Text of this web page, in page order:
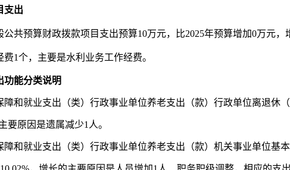
支出
公共预算财政拨款项目支出预算10万元，比2025年预算增加0万元，
费1个，主要是水利业务工作经费。
功能分类说明
障和就业支出（类）行政事业单位养老支出（款）行政单位离退休（
要原因是遗属减少1 人。
障和就业支出（类）行政事业单位养老支出（款）机关事业单位基